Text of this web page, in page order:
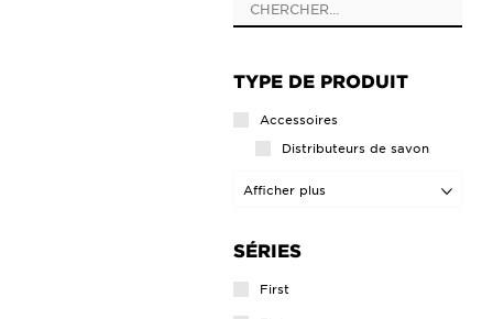
TYPE DE PRODUIT
Accessoires
Distributeurs de savon
Porte-balais
Porte-rouleaux
Afficher plus
SÉRIES
First